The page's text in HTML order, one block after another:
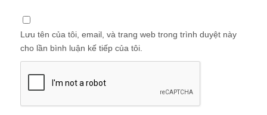
Lưu tên của tôi, email, và trang web trong trình duyệt này
cho lần bình luận kế tiếp của tôi.